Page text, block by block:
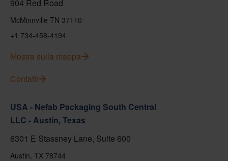
904 Red Road
McMinnville TN 37110
+1 734-458-4194
Mostra sulla mappa
Contatti
USA - Nefab Packaging South Central
LLC - Austin, Texas
6301 E Stassney Lane, Suite 600
Austin, TX 78744